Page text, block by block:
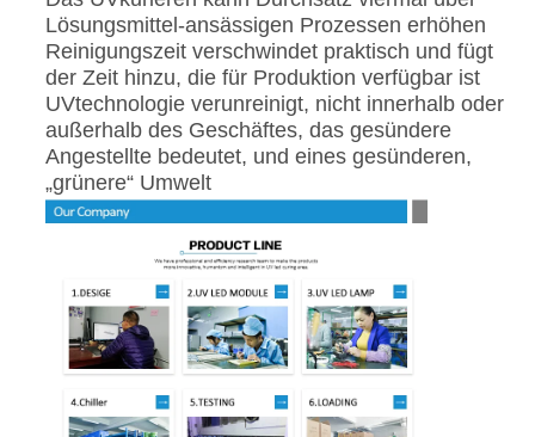
Lösungsmittel-ansässigen Prozessen erhöhen
Reinigungszeit verschwindet praktisch und fügt
der Zeit hinzu, die für Produktion verfügbar ist
UVtechnologie verunreinigt, nicht innerhalb oder
außerhalb des Geschäftes, das gesündere
Angestellte bedeutet, und eines gesünderen,
„grünere“ Umwelt